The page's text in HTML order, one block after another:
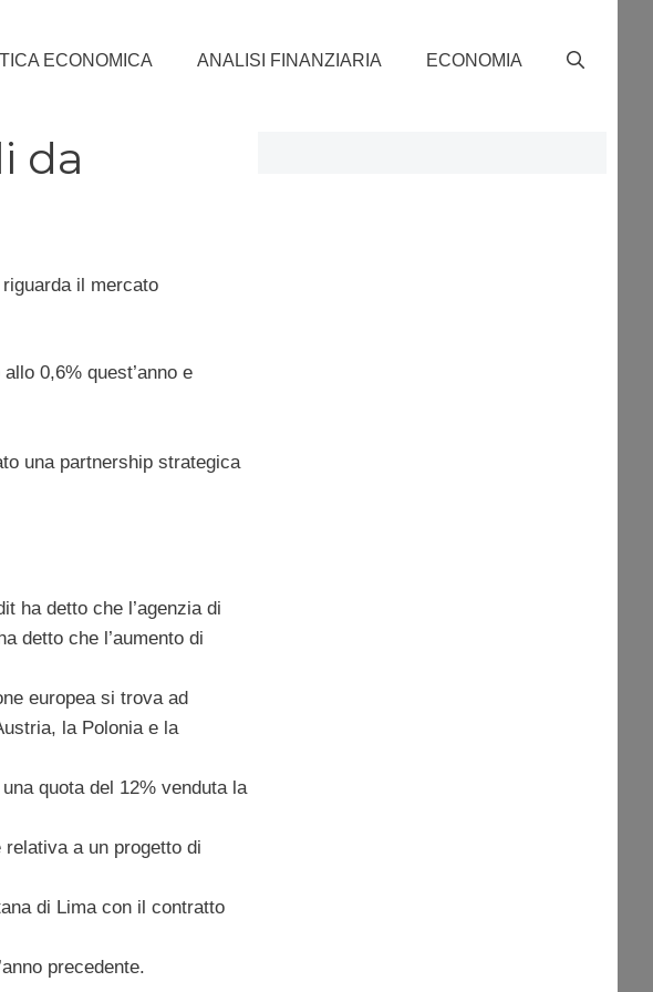
ECONOMICA ANALISI FINANZIARIA ECONOMIA
da
il mercato
0,6% quest’anno e
una partnership strategica
ha detto che l’agenzia di
detto che l’aumento di
europea si trova ad
la Polonia e la
quota del 12% venduta la
a un progetto di
di Lima con il contratto
precedente.